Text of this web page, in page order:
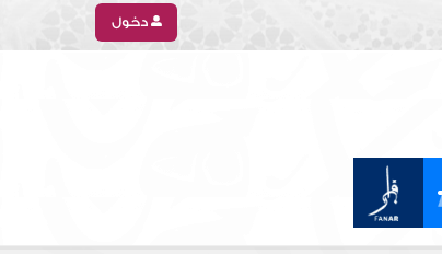
دخول